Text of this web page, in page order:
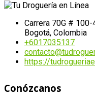
Carrera 70G #
Bogotá, Colombia
+6017035137
https://
Conózcanos